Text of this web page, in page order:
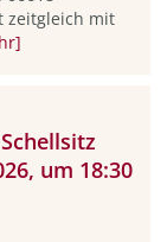
zeitgleich mit
um 18:30